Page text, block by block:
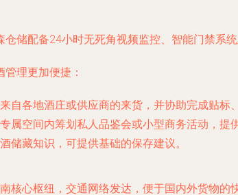
储配备24小时无死角视频监控、智能门禁系
理更加便捷：
自各地酒庄或供应商的来货，并协助完成贴
属空间内筹划私人品鉴会或小型商务活动，提
储藏知识，可提供基础的保存建议。
核心枢纽，交通网络发达，便于国内外货物的